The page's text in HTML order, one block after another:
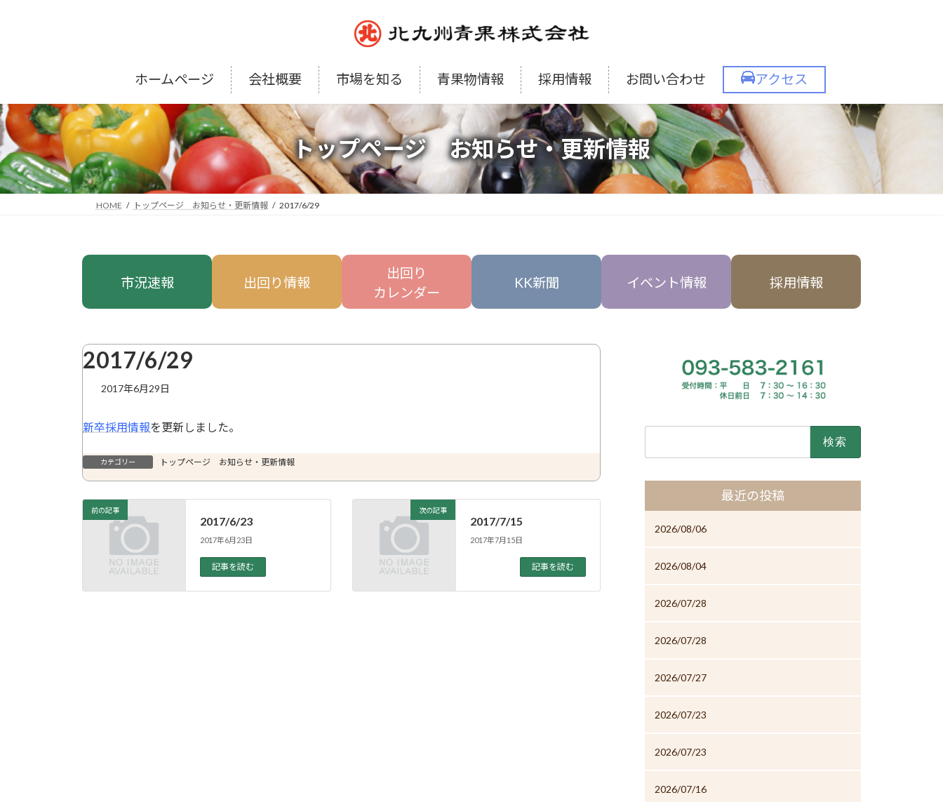
ス
キ
ッ
プ
ン
に
移
動
ホームページ 会社概要 市場を知る 青果物情報 採用情報 お問い合わせ アクセス
トップページ お知らせ・更新情報
HOME トップページ お知らせ・更新情報 2017/6/29
市況速報 出回り情報
出回り
カレンダー
KK新聞 イベント情報 採用情報
2017/6/29
2017年6月29日
新卒採用情報を更新しました。
カテゴリー トップページ お知らせ・更新情報
前の記事
2017/6/23
2017年6月23日
記事を読む
次の記事
2017/7/15
2017年7月15日
記事を読む
最近の投稿
2026/08/06
2026/08/04
2026/07/28
2026/07/28
2026/07/27
2026/07/23
2026/07/23
2026/07/16